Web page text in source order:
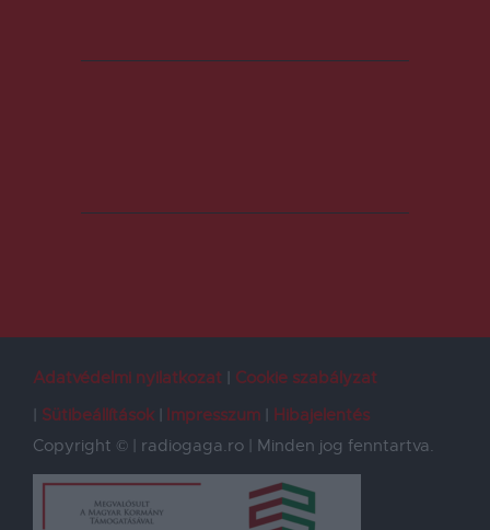
Adatvédelmi nyilatkozat
Cookie szabályzat
Sütibeállítások
Impresszum
Hibajelentés
Copyright © | radiogaga.ro | Minden jog fenntartva.